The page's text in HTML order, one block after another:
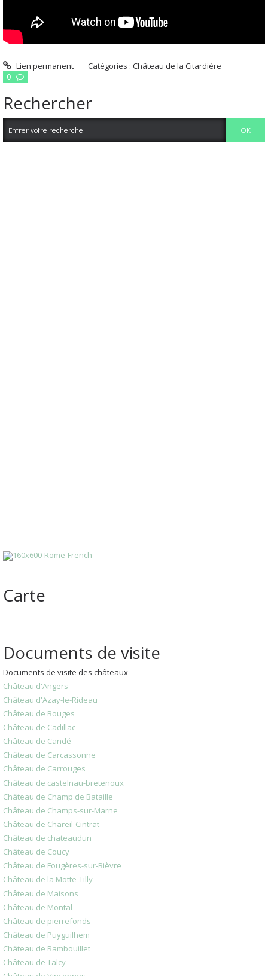
Lien permanent Catégories :Château de la Citardière
0
Rechercher
Carte
Documents de visite
Documents de visite des châteaux
Château d'Angers
Château d'Azay-le-Rideau
Château de Bouges
Château de Cadillac
Château de Candé
Château de Carcassonne
Château de Carrouges
Château de castelnau-bretenoux
Château de Champ de Bataille
Château de Champs-sur-Marne
Château de Chareil-Cintrat
Château de chateaudun
Château de Coucy
Château de Fougères-sur-Bièvre
Château de la Motte-Tilly
Château de Maisons
Château de Montal
Château de pierrefonds
Château de Puyguilhem
Château de Rambouillet
Château de Talcy